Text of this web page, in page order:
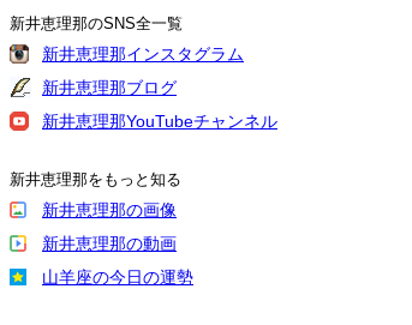
新井恵理那のSNS全一覧
新井恵理那インスタグラム
新井恵理那ブログ
新井恵理那YouTubeチャンネル
新井恵理那をもっと知る
新井恵理那の画像
新井恵理那の動画
山羊座の今日の運勢